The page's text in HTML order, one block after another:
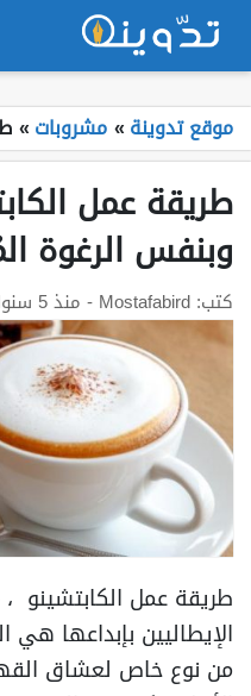
موقع تدوينة»مشروبات»
طريقة عمل
وبنفس الرغوة
كتب: Mostafabird - منذ 5 سنوات
طريقة عمل الكابتشينو ،
الإيطاليين بإبداعها هي
من نوع خاص لعشاق